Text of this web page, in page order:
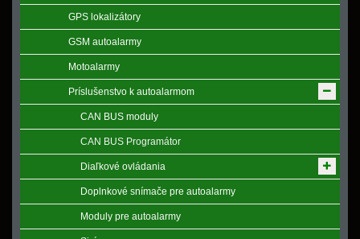
GPS lokalizátory
GSM autoalarmy
Motoalarmy
Príslušenstvo k autoalarmom
CAN BUS moduly
CAN BUS Programátor
Diaľkové ovládania
Doplnkové snímače pre autoalarmy
Moduly pre autoalarmy